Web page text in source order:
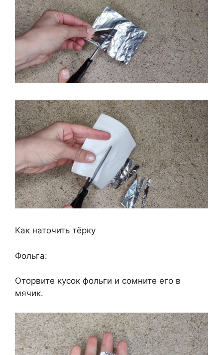
Как наточить тёрку
Фольга:
Оторвите кусок фольги и сомните его в
мячик.